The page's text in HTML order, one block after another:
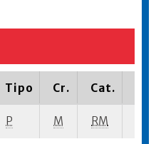
Tipo Cr. Cat.
P M RM